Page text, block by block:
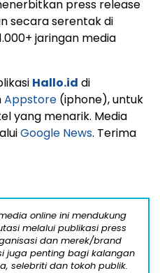
press release
secara serentak di
jaringan media
Hallo.id di
Appstore (iphone), untuk
yang menarik. Media
Google News. Terima
online ini mendukung
melalui publikasi press
dan merek/brand
juga penting bagi kalangan
selebriti dan tokoh publik.